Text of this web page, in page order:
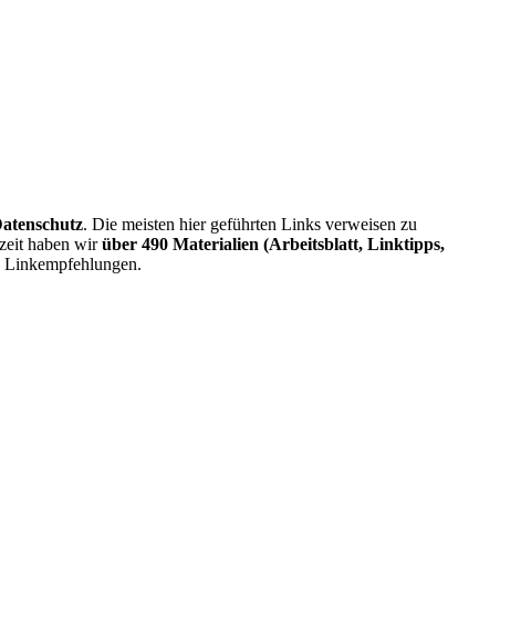
. Die meisten hier geführten Links verweisen zu
haben wirüber 490 Materialien (Arbeitsblatt, Linktipps,
Linkempfehlungen.